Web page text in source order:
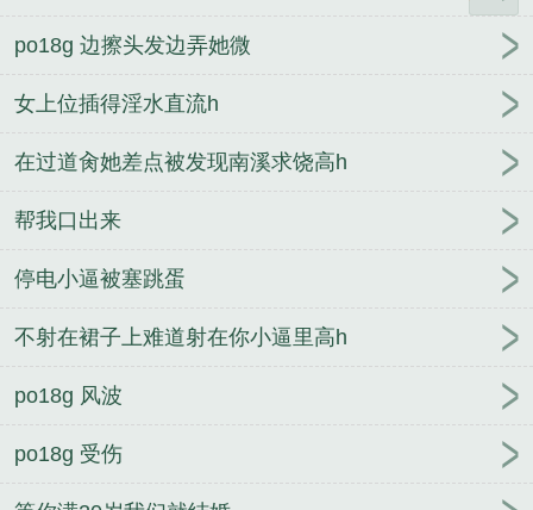
po18g 边擦头发边弄她微
女上位插得淫水直流h
在过道肏她差点被发现南溪求饶高h
帮我口出来
停电小逼被塞跳蛋
不射在裙子上难道射在你小逼里高h
po18g 风波
po18g 受伤